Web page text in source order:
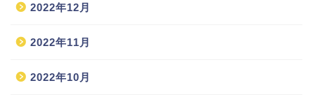
2022年12月
2022年11月
2022年10月